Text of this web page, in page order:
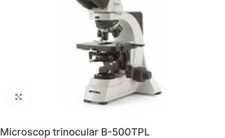
Faceți clic pentru a mări
Microscop trinocular B-500TPL